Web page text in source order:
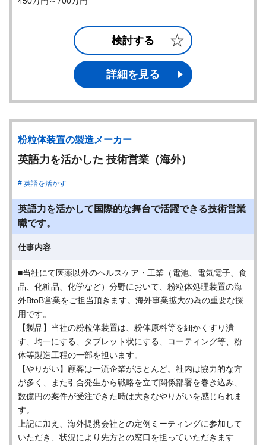
検討する
詳細を見る
粉粒体装置の製造メーカー
英語力を活かした 技術営業（海外）
英語を活かす
英語力を活かして国際的な舞台で活躍できる技術営業
職です。
仕事内容
■当社にて医薬以外のヘルスケア・⼯業（電池、電気電⼦、⾷
品、化粧品、化学など）分野において、粉粒体処理装置の海
外BtoB営業をご担当頂きます。海外事業拡⼤の為の重要な採
⽤です。
【製品】当社の粉粒体装置は、粉体原料等を細かくすり潰
す、均⼀にする、タブレット状にする、コーティング等、粉
体等製造⼯程の⼀部を担います。
【やりがい】顧客は⼀流企業がほとんど。社内は協⼒的な⽅
が多く、また引合発⽣から戦略を⽴て関係部署を巻き込み、
数億円の案件が受注できた時は⼤きなやりがいを感じられま
す。
上記に加え、海外提携会社との定例ミーティングに参加して
いただき、状況により先⽅との窓⼝を担っていただきます